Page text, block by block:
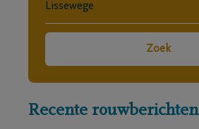
Zoek
Recente rouwberichten